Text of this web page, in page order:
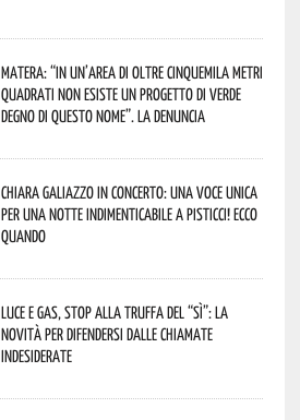
Matera: “In un’area di oltre cinquemila metri
quadrati non esiste un progetto di verde
degno di questo nome”. La denuncia
Chiara Galiazzo in concerto: una voce unica
per una notte indimenticabile a Pisticci! Ecco
quando
Luce e gas, stop alla truffa del “Sì”: la
novità per difendersi dalle chiamate
indesiderate